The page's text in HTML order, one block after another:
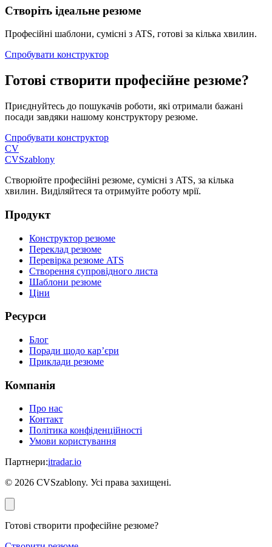
Створіть ідеальне резюме
Професійні шаблони, сумісні з ATS, готові за кілька хвилин.
Спробувати конструктор
Готові створити професійне резюме?
Приєднуйтесь до пошукачів роботи, які отримали бажані
посади завдяки нашому конструктору резюме.
Спробувати конструктор
CV
CVSzablony
Створюйте професійні резюме, сумісні з ATS, за кілька
хвилин. Виділяйтеся та отримуйте роботу мрії.
Продукт
Конструктор резюме
Переклад резюме
Перевірка резюме ATS
Створення супровідного листа
Шаблони резюме
Ціни
Ресурси
Блог
Поради щодо кар’єри
Приклади резюме
Компанія
Про нас
Контакт
Політика конфіденційності
Умови користування
Партнери:itradar.io
© 2026 CVSzablony. Усі права захищені.
Готові створити професійне резюме?